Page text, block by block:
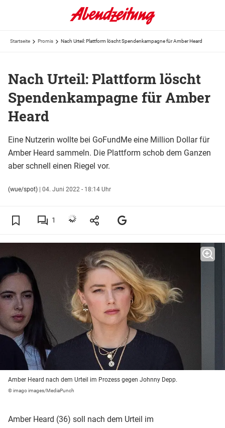
Startseite Promis Nach Urteil: Plattform löscht Spendenkampagne für Amber Heard
Nach Urteil: Plattform löscht
Spendenkampagne für Amber
Heard
Eine Nutzerin wollte bei GoFundMe eine Million Dollar für
Amber Heard sammeln. Die Plattform schob dem Ganzen
aber schnell einen Riegel vor.
(wue/spot) | 04. Juni 2022 - 18:14 Uhr
1
Amber Heard nach dem Urteil im Prozess gegen Johnny Depp.
© imago images/MediaPunch
Amber Heard (36) soll nach dem Urteil im